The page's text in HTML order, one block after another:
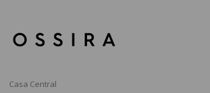
Casa Central